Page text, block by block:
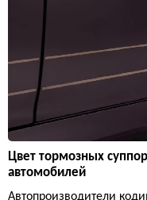
Цвет тормозных
автомобилей
Автопроизводители